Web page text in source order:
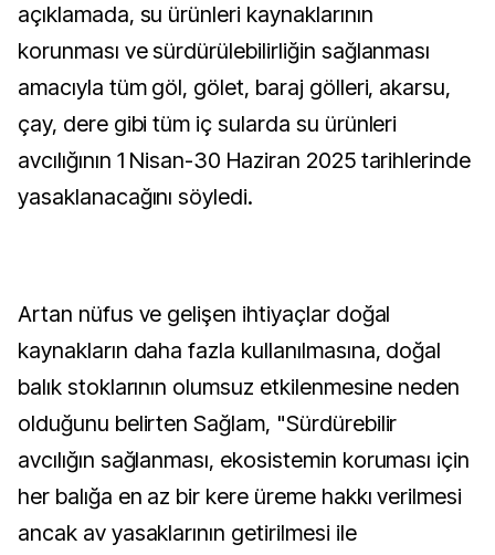
açıklamada, su ürünleri kaynaklarının
korunması ve sürdürülebilirliğin sağlanması
amacıyla tüm göl, gölet, baraj gölleri, akarsu,
çay, dere gibi tüm iç sularda su ürünleri
avcılığının 1 Nisan-30 Haziran 2025 tarihlerinde
yasaklanacağını söyledi.
Artan nüfus ve gelişen ihtiyaçlar doğal
kaynakların daha fazla kullanılmasına, doğal
balık stoklarının olumsuz etkilenmesine neden
olduğunu belirten Sağlam, "Sürdürebilir
avcılığın sağlanması, ekosistemin koruması için
her balığa en az bir kere üreme hakkı verilmesi
ancak av yasaklarının getirilmesi ile